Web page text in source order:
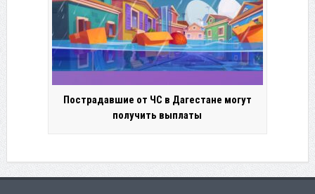
Пострадавшие от ЧС в Дагестане могут
получить выплаты